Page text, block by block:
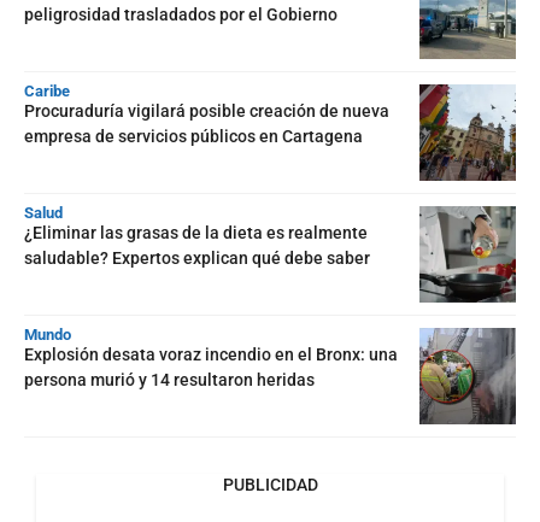
peligrosidad trasladados por el Gobierno
Caribe
Procuraduría vigilará posible creación de nueva
empresa de servicios públicos en Cartagena
Salud
¿Eliminar las grasas de la dieta es realmente
saludable? Expertos explican qué debe saber
Mundo
Explosión desata voraz incendio en el Bronx: una
persona murió y 14 resultaron heridas
PUBLICIDAD